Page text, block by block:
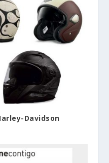
Davidson